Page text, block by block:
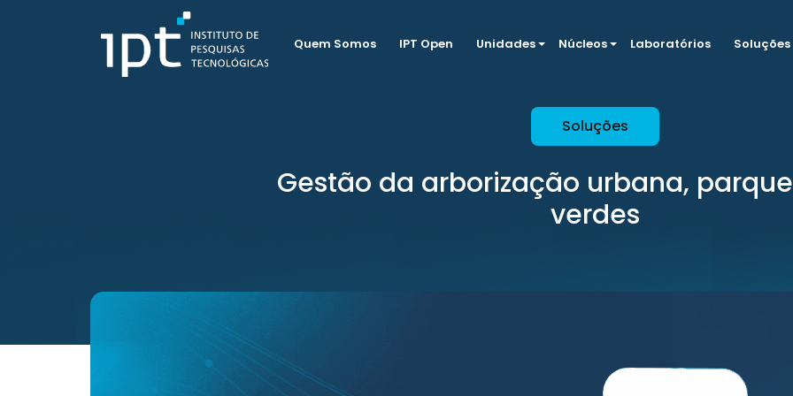
Quem Somos IPT Open Unidades Núcleos Laboratórios Soluções
Soluções
Gestão da arborização urbana,
verdes